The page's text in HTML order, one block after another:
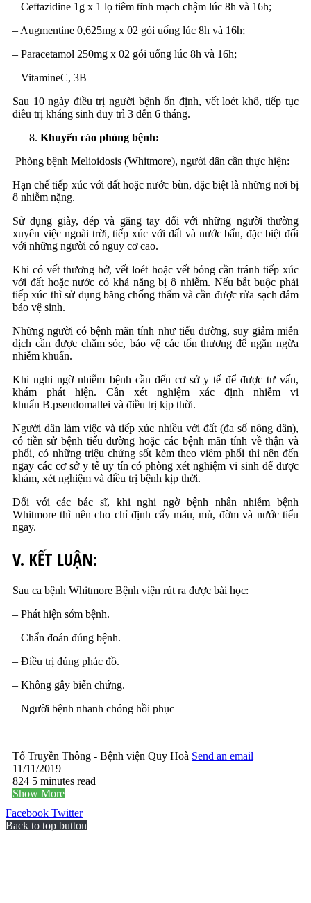
– Ceftazidine 1g x 1 lọ tiêm tĩnh mạch chậm lúc 8h và 16h;
– Augmentine 0,625mg x 02 gói uống lúc 8h và 16h;
– Paracetamol 250mg x 02 gói uống lúc 8h và 16h;
– VitamineC, 3B
Sau 10 ngày điều trị người bệnh ổn định, vết loét khô, tiếp tục
điều trị kháng sinh duy trì 3 đến 6 tháng.
Khuyến cáo phòng bệnh:
Phòng bệnh Melioidosis (Whitmore), người dân cần thực hiện:
Hạn chế tiếp xúc với đất hoặc nước bùn, đặc biệt là những nơi bị
ô nhiễm nặng.
Sử dụng giày, dép và găng tay đối với những người thường
xuyên việc ngoài trời, tiếp xúc với đất và nước bẩn, đặc biệt đối
với những người có nguy cơ cao.
Khi có vết thương hở, vết loét hoặc vết bỏng cần tránh tiếp xúc
với đất hoặc nước có khả năng bị ô nhiễm. Nếu bắt buộc phải
tiếp xúc thì sử dụng băng chống thấm và cần được rửa sạch đảm
bảo vệ sinh.
Những người có bệnh mãn tính như tiểu đường, suy giảm miễn
dịch cần được chăm sóc, bảo vệ các tổn thương để ngăn ngừa
nhiễm khuẩn.
Khi nghi ngờ nhiễm bệnh cần đến cơ sở y tế để được tư vấn,
khám phát hiện. Cần xét nghiệm xác định nhiễm vi
khuẩn B.pseudomallei và điều trị kịp thời.
Người dân làm việc và tiếp xúc nhiều với đất (đa số nông dân),
có tiền sử bệnh tiểu đường hoặc các bệnh mãn tính về thận và
phổi, có những triệu chứng sốt kèm theo viêm phổi thì nên đến
ngay các cơ sở y tế uy tín có phòng xét nghiệm vi sinh để được
khám, xét nghiệm và điều trị bệnh kịp thời.
Đối với các bác sĩ, khi nghi ngờ bệnh nhân nhiễm bệnh
Whitmore thì nên cho chỉ định cấy máu, mủ, đờm và nước tiểu
ngay.
V. KẾT LUẬN:
Sau ca bệnh Whitmore Bệnh viện rút ra được bài học:
– Phát hiện sớm bệnh.
– Chẩn đoán đúng bệnh.
– Điều trị đúng phác đồ.
– Không gây biến chứng.
– Người bệnh nhanh chóng hồi phục
Tổ Truyền Thông - Bệnh viện Quy Hoà Send an email
11/11/2019
824 5 minutes read
Show More
Facebook Twitter
Back to top button